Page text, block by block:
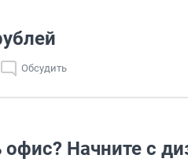
Обсудить
офис? Начните с